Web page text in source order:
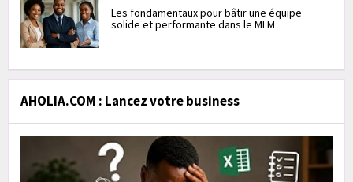
Les fondamentaux pour bâtir une équipe
solide et performante dans le MLM
AHOLIA.COM : Lancez votre business